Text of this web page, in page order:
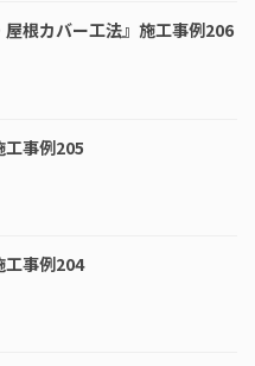
屋根カバー工法』施工事例206
工事例205
工事例204